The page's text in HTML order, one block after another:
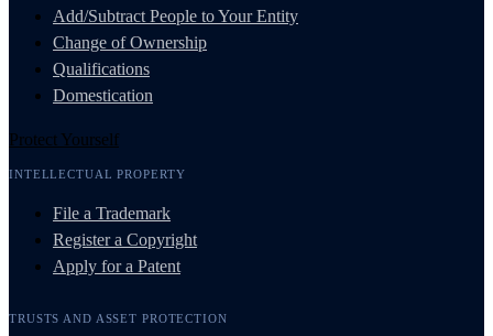
Add/Subtract People to Your Entity
Change of Ownership
Qualifications
Domestication
Protect Yourself
INTELLECTUAL PROPERTY
File a Trademark
Register a Copyright
Apply for a Patent
TRUSTS AND ASSET PROTECTION